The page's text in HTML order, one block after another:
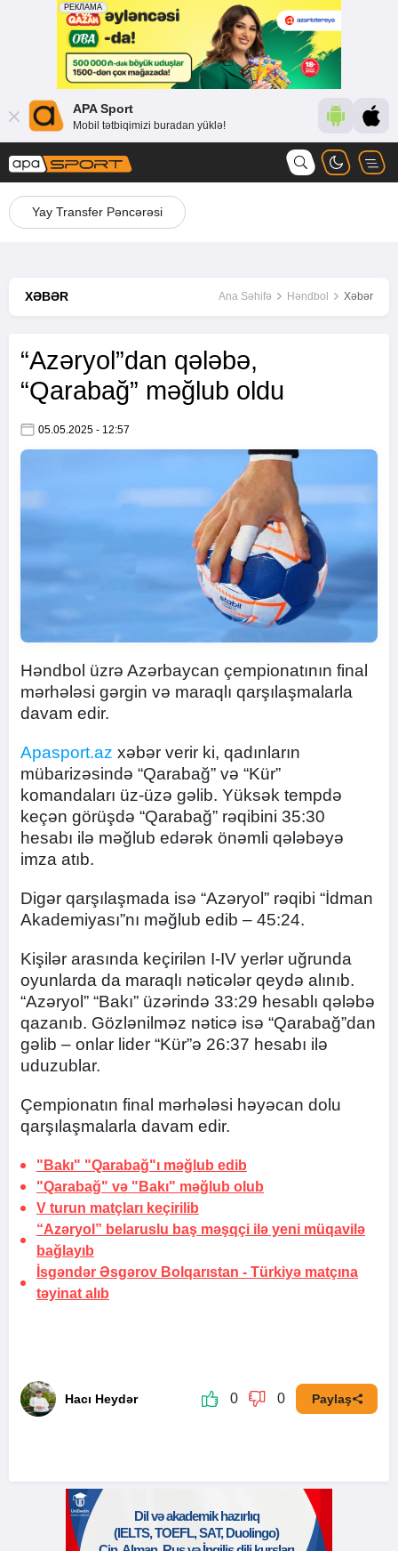
APA Sport
Mobil tətbiqimizi buradan yüklə!
Yay Transfer Pəncərəsi
XƏBƏR Ana Səhifə Həndbol Xəbər
“Azəryol”dan qələbə,
“Qarabağ” məğlub oldu
05.05.2025 - 12:57
Həndbol üzrə Azərbaycan çempionatının final
mərhələsi gərgin və maraqlı qarşılaşmalarla
davam edir.
Apasport.az xəbər verir ki, qadınların
mübarizəsində “Qarabağ” və “Kür”
komandaları üz-üzə gəlib. Yüksək tempdə
keçən görüşdə “Qarabağ” rəqibini 35:30
hesabı ilə məğlub edərək önəmli qələbəyə
imza atıb.
Digər qarşılaşmada isə “Azəryol” rəqibi “İdman
Akademiyası”nı məğlub edib – 45:24.
Kişilər arasında keçirilən I-IV yerlər uğrunda
oyunlarda da maraqlı nəticələr qeydə alınıb.
“Azəryol” “Bakı” üzərində 33:29 hesablı qələbə
qazanıb. Gözlənilməz nəticə isə “Qarabağ”dan
gəlib – onlar lider “Kür”ə 26:37 hesabı ilə
uduzublar.
Çempionatın final mərhələsi həyəcan dolu
qarşılaşmalarla davam edir.
"Bakı" "Qarabağ"ı məğlub edib
"Qarabağ" və "Bakı" məğlub olub
V turun matçları keçirilib
“Azəryol” belaruslu baş məşqçi ilə yeni müqavilə
bağlayıb
İsgəndər Əsgərov Bolqarıstan - Türkiyə matçına
təyinat alıb
Hacı Heydər 0 0 Paylaş